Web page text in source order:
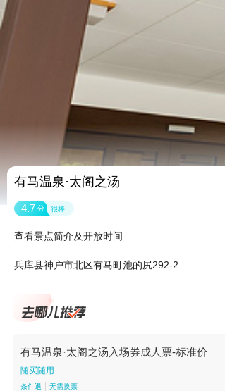
有马温泉·太阁之汤
4.7 分 很棒
查看景点简介及开放时间
兵库县神户市北区有马町池的尻292-2
有马温泉·太阁之汤入场券成人票-标准价
随买随用
条件退 无需换票